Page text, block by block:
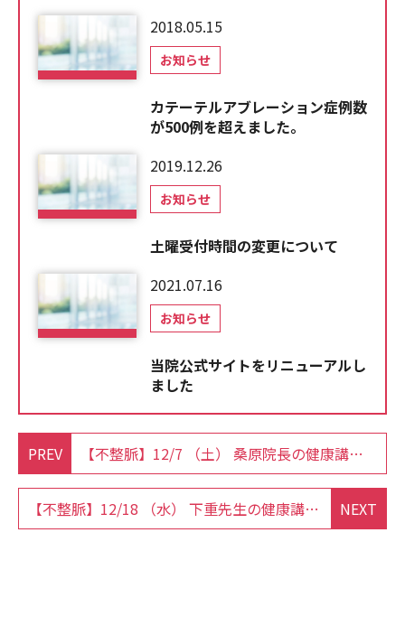
2018.05.15
お知らせ
カテーテルアブレーション症例数
が500例を超えました。
2019.12.26
お知らせ
土曜受付時間の変更について
2021.07.16
お知らせ
当院公式サイトをリニューアルし
ました
PREV 【不整脈】12/7 （土） 桑原院長の健康講座が開催されました
NEXT
【不整脈】12/18 （水） 下重先生の健康講座が開催されました